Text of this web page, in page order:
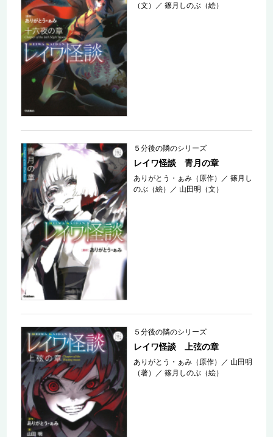
（文）
／篠月しのぶ（絵）
５分後の隣のシリーズ
レイワ怪談 青月の章
ありがとう・ぁみ（原作） ／篠月し
のぶ（絵）
／ 山田明（文）
５分後の隣のシリーズ
レイワ怪談 上弦の章
ありがとう・ぁみ（原作） ／ 山田明
（著）
／篠月しのぶ（絵）